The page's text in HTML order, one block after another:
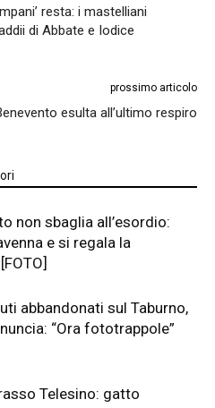
resta: i mastelliani
di Abbate e Iodice
prossimo articolo
esulta all’ultimo respiro
non sbaglia all’esordio:
e si regala la
abbandonati sul Taburno,
“Ora fototrappole”
Telesino: gatto